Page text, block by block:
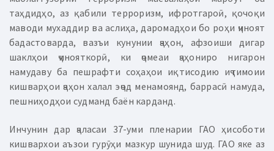
таҳдидҳо, аз қабили терроризм, ифротгароӣ, қочоқи
маводи мухаддир ва аслиҳа, даромадҳои бо роҳи ҷиноят
бадастоварда, вазъи кунунии ҷаҳон, афзоиши дигар
шаклҳои ҷинояткорӣ, ки ҷомеаи ҷаҳониро нигарон
намудаву ба пешрафти соҳаҳои иқтисодию иҷтимоии
кишварҳои ҷаҳон халал эҷод менамоянд, баррасӣ намуда,
пешниҳодҳои судманд баён карданд.
Инчунин дар ҷаласаи 37-уми пленарии ГАО ҳисоботи
кишвархои аъзои гурӯҳи мазкур шунида шуд. ГАО яке аз